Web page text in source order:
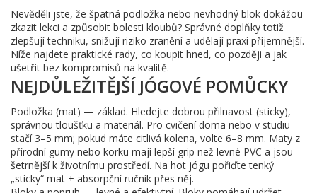
Nevěděli jste, že špatná podložka nebo nevhodný blok dokážou
zkazit lekci a způsobit bolesti kloubů? Správné doplňky totiž
zlepšují techniku, snižují riziko zranění a udělají praxi příjemnější.
Níže najdete praktické rady, co koupit hned, co později a jak
ušetřit bez kompromisů na kvalitě.
NEJDŮLEŽITĚJŠÍ JÓGOVÉ POMŮCKY
Podložka (mat) — základ. Hledejte dobrou přilnavost (sticky),
správnou tloušťku a materiál. Pro cvičení doma nebo v studiu
stačí 3–5 mm; pokud máte citlivá kolena, volte 6–8 mm. Maty z
přírodní gumy nebo korku mají lepší grip než levné PVC a jsou
šetrnější k životnímu prostředí. Na hot jógu pořiďte tenký
„sticky“ mat + absorpční ručník přes něj.